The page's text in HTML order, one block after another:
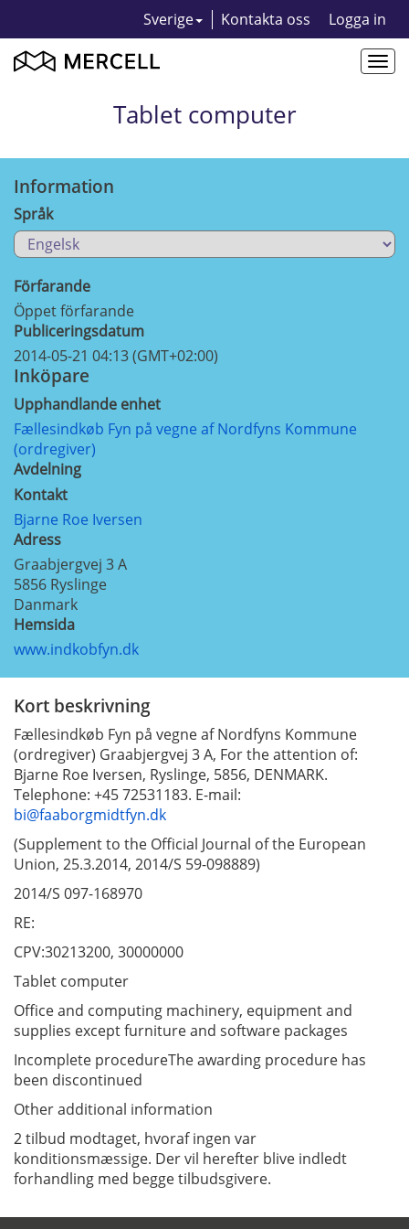
Sverige Kontakta oss Logga in
Tablet computer
Information
Språk
Förfarande
Öppet förfarande
Publiceringsdatum
2014-05-21 04:13 (GMT+02:00)
Inköpare
Upphandlande enhet
Fællesindkøb Fyn på vegne af Nordfyns Kommune
(ordregiver)
Avdelning
Kontakt
Bjarne Roe Iversen
Adress
Graabjergvej 3 A
5856 Ryslinge
Danmark
Hemsida
www.indkobfyn.dk
Kort beskrivning
Fællesindkøb Fyn på vegne af Nordfyns Kommune
(ordregiver) Graabjergvej 3 A, For the attention of:
Bjarne Roe Iversen, Ryslinge, 5856, DENMARK.
Telephone: +45 72531183. E-mail:
bi@faaborgmidtfyn.dk
(Supplement to the Official Journal of the European
Union, 25.3.2014, 2014/S 59-098889)
2014/S 097-168970
RE:
CPV:30213200, 30000000
Tablet computer
Office and computing machinery, equipment and
supplies except furniture and software packages
Incomplete procedureThe awarding procedure has
been discontinued
Other additional information
2 tilbud modtaget, hvoraf ingen var
konditionsmæssige. Der vil herefter blive indledt
forhandling med begge tilbudsgivere.